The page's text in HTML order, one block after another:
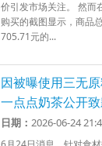
价引发市场关注。 然而
购买的截图显示，商品
705.71元的...
因被曝使用三无
一点点奶茶公开
日期：2026-06-24